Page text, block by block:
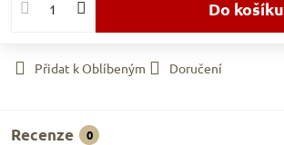
Do košíku
Přidat k Oblíbeným Doručení
Recenze 0